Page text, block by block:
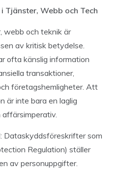
Tjänster, Webb och Tech
webb och teknik är
av kritisk betydelse.
ofta känslig information
transaktioner,
företagshemligheter. Att
är inte bara en laglig
: Dataskyddsföreskrifter som
Regulation) ställer
av personuppgifter.